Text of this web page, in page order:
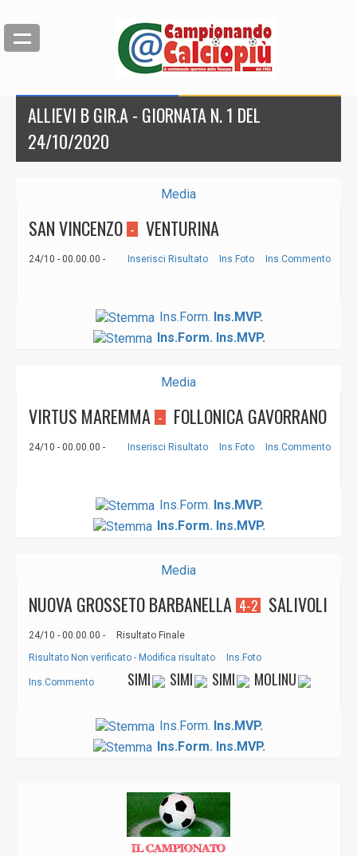
ALLIEVI B GIR.A - GIORNATA N. 1 DEL
24/10/2020
Media
SAN VINCENZO - VENTURINA
24/10 - 00.00.00 - Inserisci Risultato Ins.Foto Ins.Commento
Ins.Form. Ins.MVP.
Ins.Form. Ins.MVP.
Media
VIRTUS MAREMMA - FOLLONICA GAVORRANO
24/10 - 00.00.00 - Inserisci Risultato Ins.Foto Ins.Commento
Ins.Form. Ins.MVP.
Ins.Form. Ins.MVP.
Media
NUOVA GROSSETO BARBANELLA 4-2 SALIVOLI
24/10 - 00.00.00 -
Risultato Finale
Risultato Non verificato - Modifica risultato
Ins.Foto
Ins.Commento SIMI SIMI SIMI MOLINU
Ins.Form. Ins.MVP.
Ins.Form. Ins.MVP.